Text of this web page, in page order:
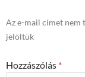
Az e-mail címet nem
jelöltük
Hozzászólás *